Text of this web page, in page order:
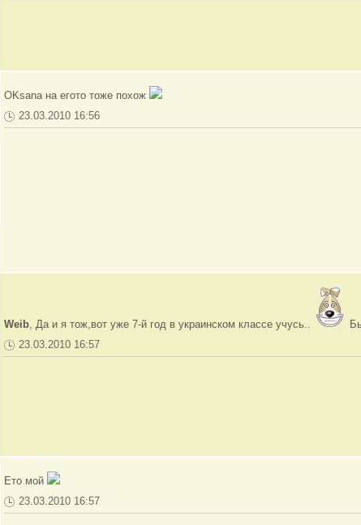
OKsana на егото тоже похож
23.03.2010 16:56
Weib, Да и я тож,вот уже 7-й год в украинском классе учусь..
23.03.2010 16:57
Ето мой
23.03.2010 16:57